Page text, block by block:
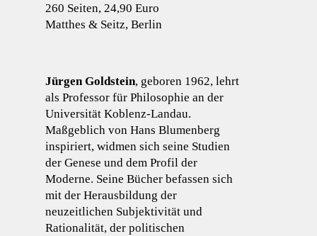
260 Seiten, 24,90 Euro
Matthes & Seitz, Berlin
Jürgen Goldstein, geboren 1962, lehrt
als Professor für Philosophie an der
Universität Koblenz-Landau.
Maßgeblich von Hans Blumenberg
inspiriert, widmen sich seine Studien
der Genese und dem Profil der
Moderne. Seine Bücher befassen sich
mit der Herausbildung der
neuzeitlichen Subjektivität und
Rationalität, der politischen